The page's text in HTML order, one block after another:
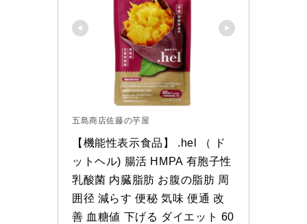
五島商店佐藤の芋屋
【機能性表示食品】 .hel （ ド
ットヘル) 腸活 HMPA 有胞子性
乳酸菌 内臓脂肪 お腹の脂肪 周
囲径 減らす 便秘 気味 便通 改
善 血糖値 下げる ダイエット 60